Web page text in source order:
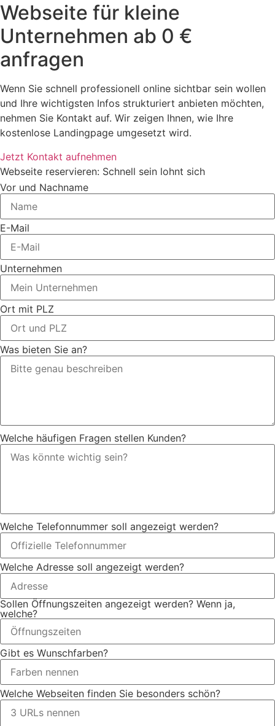
Webseite für kleine
Unternehmen ab 0 €
anfragen
Wenn Sie schnell professionell online sichtbar sein wollen
und Ihre wichtigsten Infos strukturiert anbieten möchten,
nehmen Sie Kontakt auf. Wir zeigen Ihnen, wie Ihre
kostenlose Landingpage umgesetzt wird.
Jetzt Kontakt aufnehmen
Webseite reservieren: Schnell sein lohnt sich
Vor und Nachname
E-Mail
Unternehmen
Ort mit PLZ
Was bieten Sie an?
Welche häufigen Fragen stellen Kunden?
Welche Telefonnummer soll angezeigt werden?
Welche Adresse soll angezeigt werden?
Sollen Öffnungszeiten angezeigt werden? Wenn ja,
welche?
Gibt es Wunschfarben?
Welche Webseiten finden Sie besonders schön?